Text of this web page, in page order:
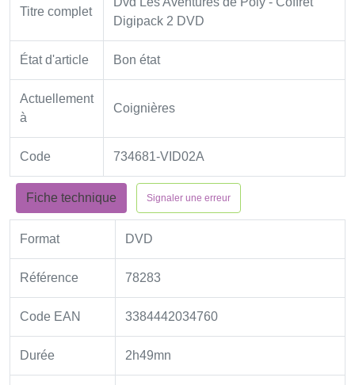
Titre complet
Digipack 2 DVD
État d'article Bon état
Actuellement
à
Coignières
Code 734681-VID02A
Fiche technique Signaler une erreur
Format DVD
Référence 78283
Code EAN 3384442034760
Durée 2h49mn